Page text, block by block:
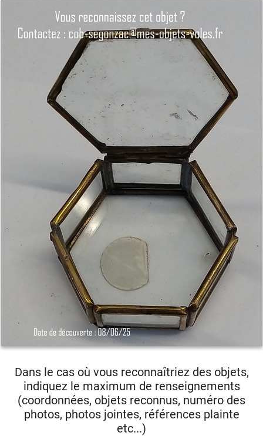
Dans le cas où vous reconnaîtriez des objets,
indiquez le maximum de renseignements
(coordonnées, objets reconnus, numéro des
photos, photos jointes, références plainte
etc...)